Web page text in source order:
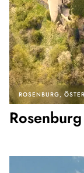
ROSENBURG
Rosenburg